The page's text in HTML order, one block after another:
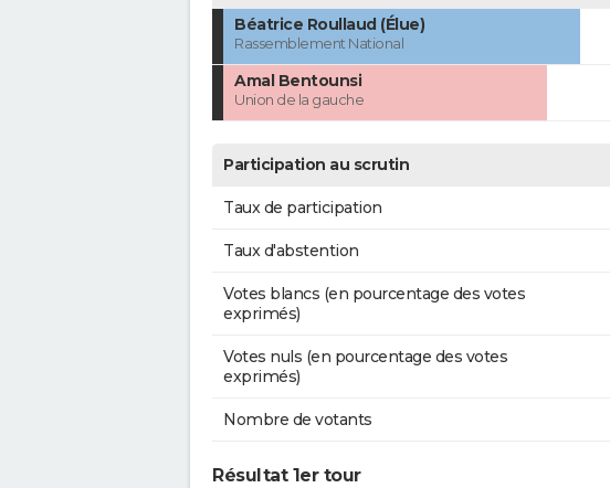
Béatrice Roullaud (Élue)
Rassemblement National
Amal Bentounsi
Union de la gauche
Participation au scrutin
Taux de participation
Taux d'abstention
Votes blancs (en pourcentage des votes
exprimés)
Votes nuls (en pourcentage des votes
exprimés)
Nombre de votants
Résultat 1er tour